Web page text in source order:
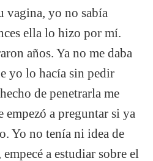
vagina, yo no sabía
ella lo hizo por mí.
años. Ya no me daba
yo lo hacía sin pedir
de penetrarla me
empezó a preguntar si ya
Yo no tenía ni idea de
a estudiar sobre el